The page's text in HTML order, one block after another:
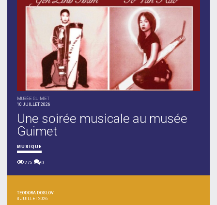
MUSÉE GUIMET
10 JUILLET 2026
Une soirée musicale au musée
Guimet
MUSIQUE
275 0
TEODORA DOSLOV
3 JUILLET 2026